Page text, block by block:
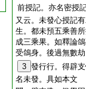
前授記。亦名密授
又云。未發心授記
生。都未預五乘善
成三乘果。如釋論
受鴿身。後過無數
3 發行行。得辟
名未發。具如本文